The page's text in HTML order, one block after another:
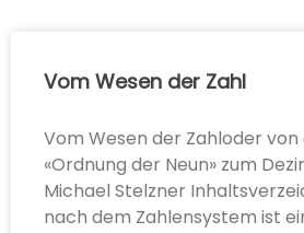
Vom Wesen der Zahl
Vom Wesen der Zahloder von
«Ordnung der Neun» zum
Michael Stelzner
nach dem Zahlensystem ist